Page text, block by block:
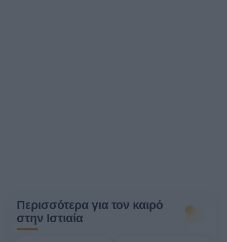
Περισσότερα για τον καιρό
στην Ιστιαία